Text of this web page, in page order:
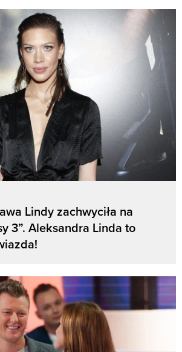
Lindy zachwyciła na
3”. Aleksandra Linda to